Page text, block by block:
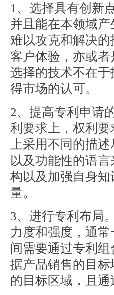
1、选择具有创新
并且能在本领域
难以攻克和解决
客户体验，亦或
选择的技术不在
得市场的认可。
2、提高专利申请
利要求上，权利
上采用不同的描
以及功能性的语
构以及加强自身
量。
3、进行专利布局
力度和强度，通
间需要通过专利
据产品销售的目
的目标区域，且